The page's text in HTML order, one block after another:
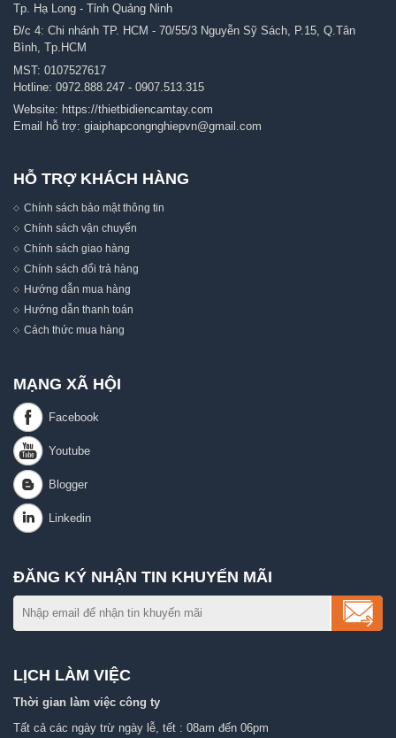
Tp. Hạ Long - Tỉnh Quảng Ninh
Đ/c 4: Chi nhánh TP. HCM - 70/55/3 Nguyễn Sỹ Sách, P.15, Q.Tân
Bình, Tp.HCM
MST: 0107527617
Hotline: 0972.888.247 - 0907.513.315
Website: https://thietbidiencamtay.com
Email hỗ trợ: giaiphapcongnghiepvn@gmail.com
HỖ TRỢ KHÁCH HÀNG
Chính sách bảo mật thông tin
Chính sách vận chuyển
Chính sách giao hàng
Chính sách đổi trả hàng
Hướng dẫn mua hàng
Hướng dẫn thanh toán
Cách thức mua hàng
MẠNG XÃ HỘI
ĐĂNG KÝ NHẬN TIN KHUYẾN MÃI
LỊCH LÀM VIỆC
Thời gian làm việc công ty
Tất cả các ngày trừ ngày lễ, tết : 08am đến 06pm